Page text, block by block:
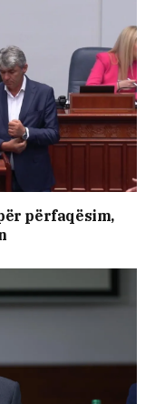
përfaqësim,